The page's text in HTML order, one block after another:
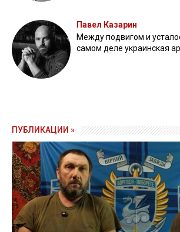
Павел Казарин
Между подвигом и
самом деле украинская
ПУБЛИКАЦИИ »